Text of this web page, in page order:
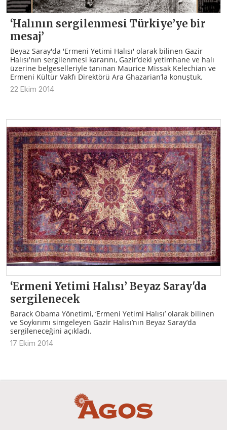
‘Halının sergilenmesi Türkiye’ye bir
mesaj’
Beyaz Saray'da 'Ermeni Yetimi Halısı' olarak bilinen Gazir
Halısı'nın sergilenmesi kararını, Gazir’deki yetimhane ve halı
üzerine belgeselleriyle tanınan Maurice Missak Kelechian ve
Ermeni Kültür Vakfı Direktörü Ara Ghazarian’la konuştuk.
22 Ekim 2014
‘Ermeni Yetimi Halısı’ Beyaz Saray'da
sergilenecek
Barack Obama Yönetimi, ‘Ermeni Yetimi Halısı’ olarak bilinen
ve Soykırımı simgeleyen Gazir Halısı’nın Beyaz Saray’da
sergileneceğini açıkladı.
17 Ekim 2014